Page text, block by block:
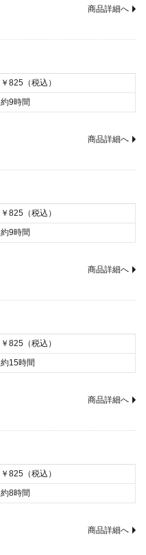
商品詳細へ
￥825（税込）
約9時間
商品詳細へ
￥825（税込）
約9時間
商品詳細へ
￥825（税込）
約15時間
商品詳細へ
￥825（税込）
約8時間
商品詳細へ